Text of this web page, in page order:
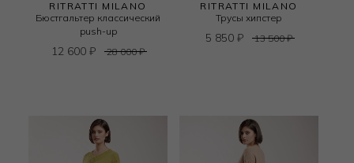
RITRATTI MILANO
Бюстгальтер классический
push-up
12 600 ₽ 28 000₽
RITRATTI MILANO
Трусы хипстер
5 850 ₽ 13 500₽